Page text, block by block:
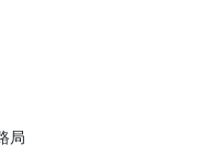
局